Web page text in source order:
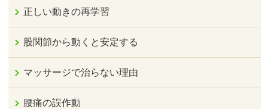
正しい動きの再学習
股関節から動くと安定する
マッサージで治らない理由
腰痛の誤作動